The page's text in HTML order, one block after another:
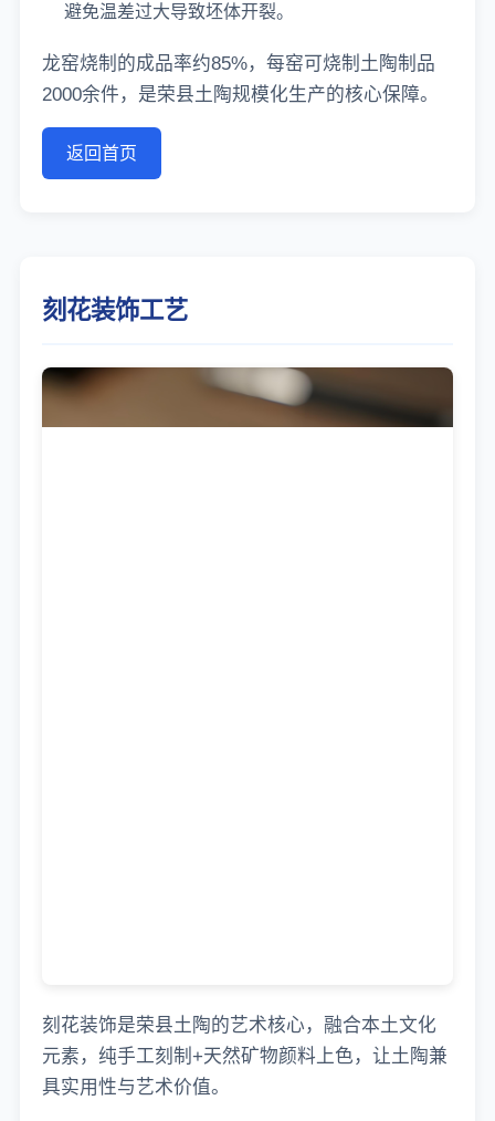
避免温差过大导致坯体开裂。
龙窑烧制的成品率约85%，每窑可烧制土陶制品
2000余件，是荣县土陶规模化生产的核心保障。
返回首页
刻花装饰工艺
刻花装饰是荣县土陶的艺术核心，融合本土文化
元素，纯手工刻制+天然矿物颜料上色，让土陶兼
具实用性与艺术价值。